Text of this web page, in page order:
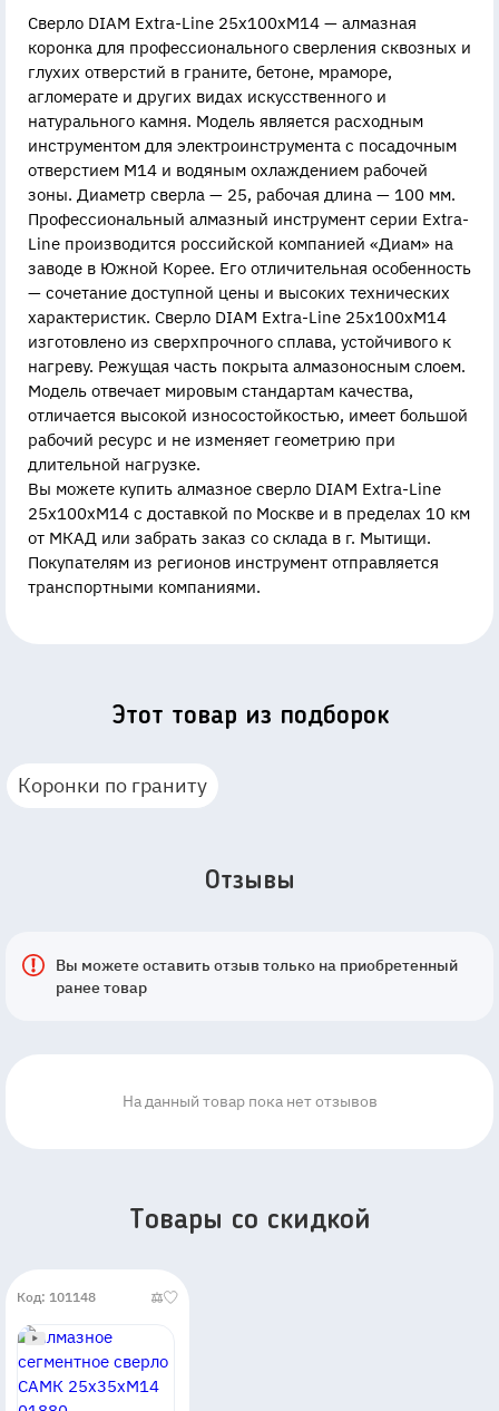
Сверло DIAM Extra-Line 25x100xМ14 — алмазная
коронка для профессионального сверления сквозных и
глухих отверстий в граните, бетоне, мраморе,
агломерате и других видах искусственного и
натурального камня. Модель является расходным
инструментом для электроинструмента с посадочным
отверстием М14 и водяным охлаждением рабочей
зоны. Диаметр сверла — 25, рабочая длина — 100 мм.
Профессиональный алмазный инструмент серии Extra-
Line производится российской компанией «Диам» на
заводе в Южной Корее. Его отличительная особенность
— сочетание доступной цены и высоких технических
характеристик. Сверло DIAM Extra-Line 25x100xМ14
изготовлено из сверхпрочного сплава, устойчивого к
нагреву. Режущая часть покрыта алмазоносным слоем.
Модель отвечает мировым стандартам качества,
отличается высокой износостойкостью, имеет большой
рабочий ресурс и не изменяет геометрию при
длительной нагрузке.
Вы можете купить алмазное сверло DIAM Extra-Line
25x100xМ14 с доставкой по Москве и в пределах 10 км
от МКАД или забрать заказ со склада в г. Мытищи.
Покупателям из регионов инструмент отправляется
транспортными компаниями.
Этот товар из подборок
Коронки по граниту
Отзывы
Вы можете оставить отзыв только на приобретенный
ранее товар
На данный товар пока нет отзывов
Товары со скидкой
Код: 101148